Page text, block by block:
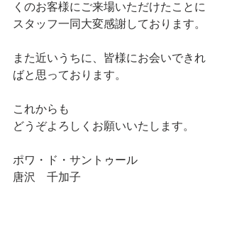
くのお客様にご来場いただけたことに
スタッフ一同大変感謝しております。
また近いうちに、皆様にお会いできれ
ばと思っております。
これからも
どうぞよろしくお願いいたします。
ポワ・ド・サントゥール
唐沢　千加子